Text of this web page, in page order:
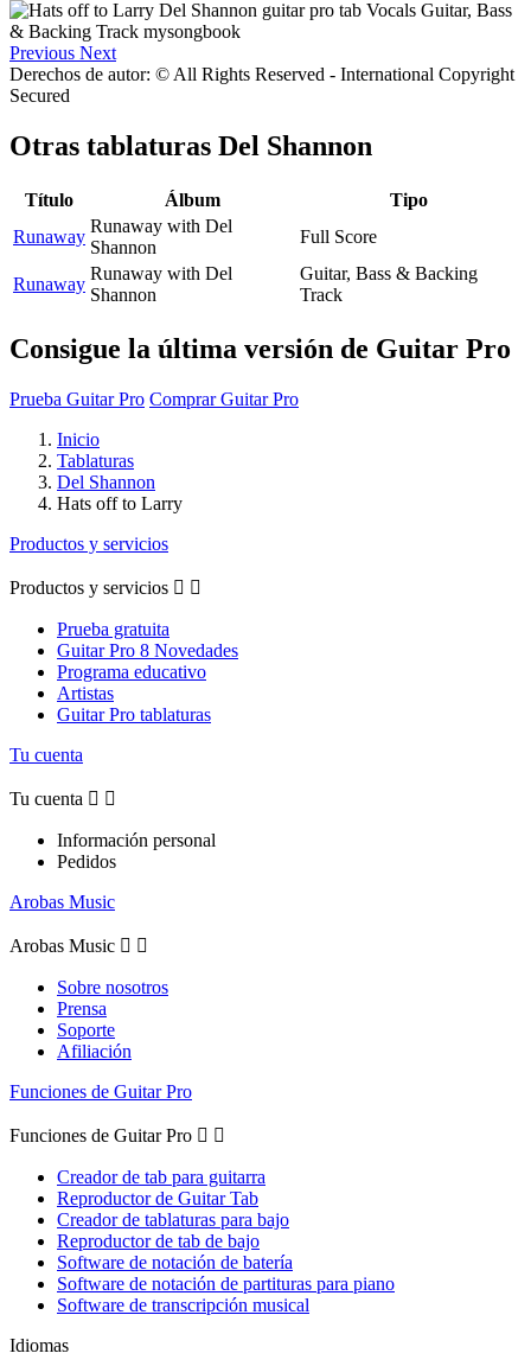
Previous Next
Derechos de autor: © All Rights Reserved - International Copyright
Secured
Otras tablaturas Del Shannon
Título Álbum
Tipo
Runaway
Runaway with Del
Shannon
Full Score
Runaway
Runaway with Del
Shannon
Guitar, Bass & Backing
Track
Consigue la última versión de Guitar Pro
Prueba Guitar Pro Comprar Guitar Pro
Inicio
Tablaturas
Del Shannon
Hats off to Larry
Productos y servicios
Productos y servicios  
Prueba gratuita
Guitar Pro 8 Novedades
Programa educativo
Artistas
Guitar Pro tablaturas
Tu cuenta
Tu cuenta  
Información personal
Pedidos
Arobas Music
Arobas Music  
Sobre nosotros
Prensa
Soporte
Afiliación
Funciones de Guitar Pro
Funciones de Guitar Pro  
Creador de tab para guitarra
Reproductor de Guitar Tab
Creador de tablaturas para bajo
Reproductor de tab de bajo
Software de notación de batería
Software de notación de partituras para piano
Software de transcripción musical
Idiomas